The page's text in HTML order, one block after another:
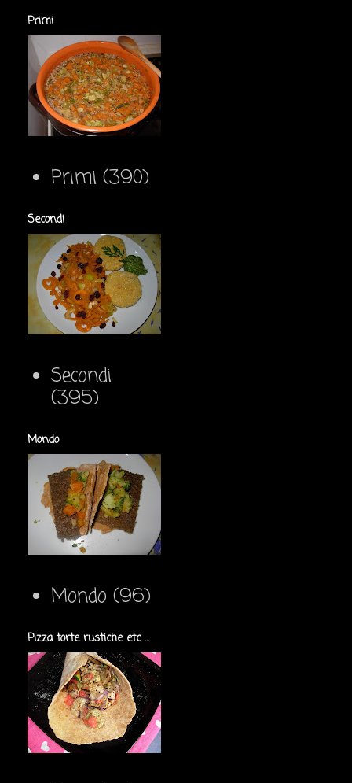
Primi
Primi (390)
Secondi
Secondi
(395)
Mondo
Mondo (96)
Pizza torte rustiche etc ...